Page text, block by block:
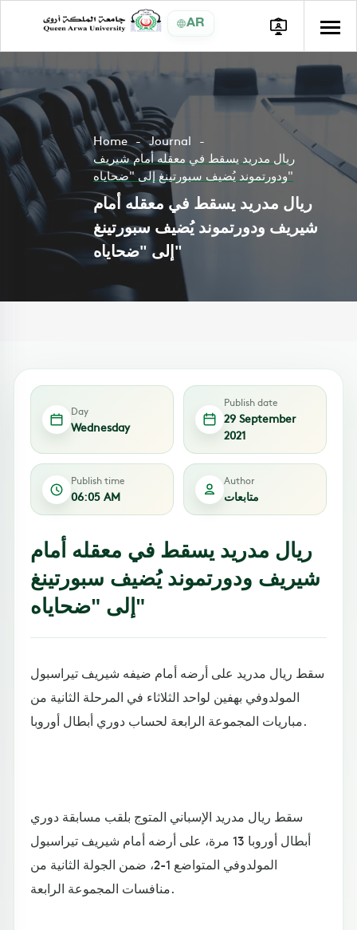
AR
Home
Journal
ريال مدريد يسقط في معقله أمام شيريف
ودورتموند يُضيف سبورتينغ إلى "ضحاياه"
ريال مدريد يسقط في معقله أمام
شيريف ودورتموند يُضيف سبورتينغ
إلى "ضحاياه"
Day
Wednesday
Publish date
29 September
2021
Publish time
06:05 AM
Author
متابعات
ريال مدريد يسقط في معقله أمام
شيريف ودورتموند يُضيف سبورتينغ
إلى "ضحاياه"
سقط ريال مدريد على أرضه أمام ضيفه شيريف تيراسبول
المولدوفي بهفين لواحد الثلاثاء في المرحلة الثانية من
مباريات المجموعة الرابعة لحساب دوري أبطال أوروبا.
سقط ريال مدريد الإسباني المتوج بلقب مسابقة دوري
أبطال أوروبا 13 مرة، على أرضه أمام شيريف تيراسبول
المولدوفي المتواضع 1-2، ضمن الجولة الثانية من
منافسات المجموعة الرابعة.